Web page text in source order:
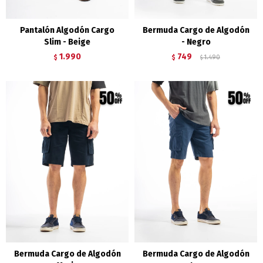
Pantalón Algodón Cargo
Slim - Beige
$ 1.990
Bermuda Cargo de Algodón
- Negro
$ 749 $ 1.490
Bermuda Cargo de Algodón
Bermuda Cargo de Algodón